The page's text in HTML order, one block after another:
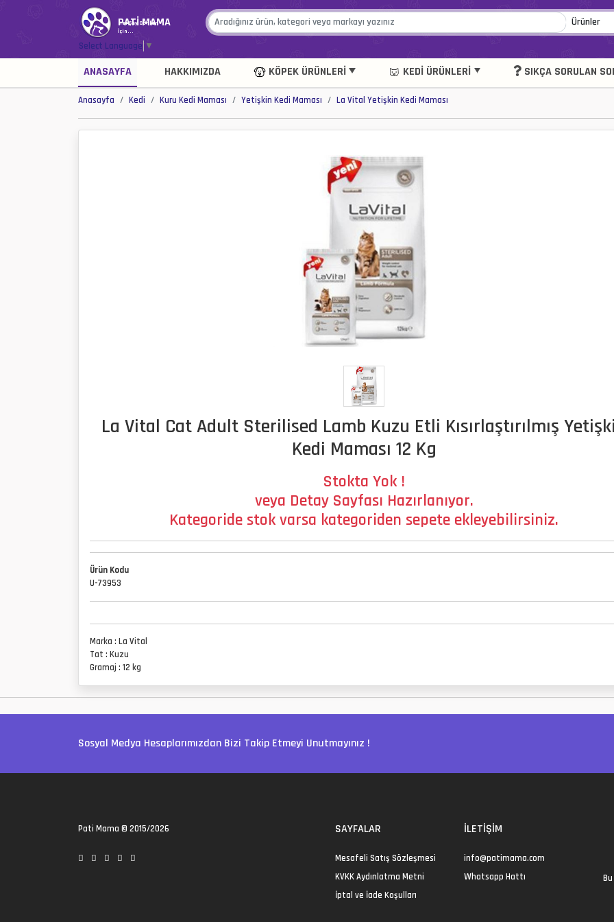
PATİ MAMA
Her Şey Canlar
İçin...
Select Language ▼
ANASAYFA HAKKIMIZDA KÖPEK ÜRÜNLERI KEDI ÜRÜNLERI SIKÇA SORULAN
Anasayfa Kedi Kuru Kedi Maması Yetişkin Kedi Maması La Vital Yetişkin Kedi Maması
La Vital Cat Adult Sterilised Lamb Kuzu Etli Kısırlaştırılmış
Kedi Maması 12 Kg
Stokta Yok !
veya Detay Sayfası Hazırlanıyor.
Kategoride stok varsa kategoriden sepete ekleyebilirsiniz.
Ürün Kodu
U-73953
Marka : La Vital
Tat : Kuzu
Gramaj : 12 kg
Sosyal Medya Hesaplarımızdan Bizi Takip Etmeyi Unutmayınız !
Pati Mama © 2015/2026 SAYFALAR
Mesafeli Satış Sözleşmesi
KVKK Aydınlatma Metni
İptal ve İade Koşulları
İLETIŞIM
info@patimama.com
Whatsapp Hattı